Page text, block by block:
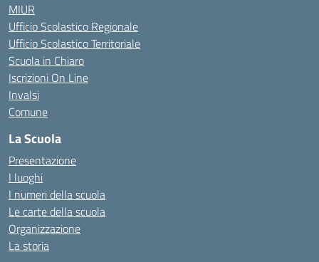
MIUR
Ufficio Scolastico Regionale
Ufficio Scolastico Territoriale
Scuola in Chiaro
Iscrizioni On Line
Invalsi
Comune
La Scuola
Presentazione
I luoghi
I numeri della scuola
Le carte della scuola
Organizzazione
La storia